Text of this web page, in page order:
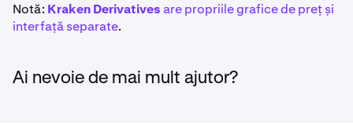
Notă: Kraken Derivativesare propriile grafice de preț și
interfață separate.
Ai nevoie de mai mult ajutor?